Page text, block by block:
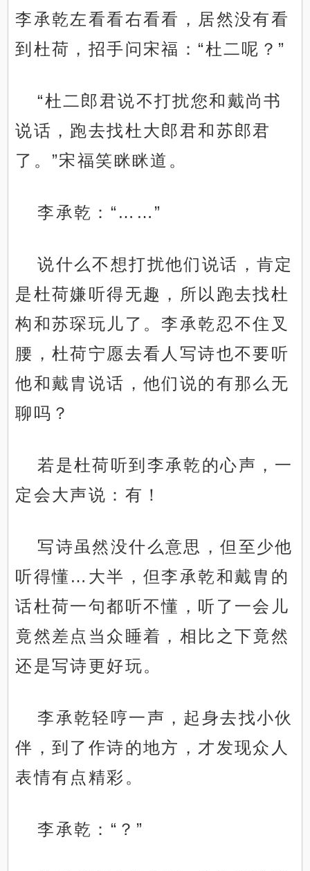
李承乾左看看右看看，居然没有看
到杜荷，招手问宋福：“杜二呢？”
“杜二郎君说不打扰您和戴尚书
说话，跑去找杜大郎君和苏郎君
了。”宋福笑眯眯道。
李承乾：“……”
说什么不想打扰他们说话，肯定
是杜荷嫌听得无趣，所以跑去找杜
构和苏琛玩儿了。李承乾忍不住叉
腰，杜荷宁愿去看人写诗也不要听
他和戴胄说话，他们说的有那么无
聊吗？
若是杜荷听到李承乾的心声，一
定会大声说：有！
写诗虽然没什么意思，但至少他
听得懂…大半，但李承乾和戴胄的
话杜荷一句都听不懂，听了一会儿
竟然差点当众睡着，相比之下竟然
还是写诗更好玩。
李承乾轻哼一声，起身去找小伙
伴，到了作诗的地方，才发现众人
表情有点精彩。
李承乾：“？”